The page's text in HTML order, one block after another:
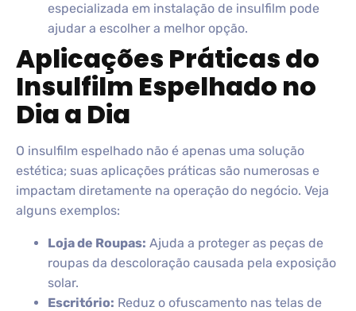
especializada em instalação de insulfilm pode
ajudar a escolher a melhor opção.
Aplicações Práticas do
Insulfilm Espelhado no
Dia a Dia
O insulfilm espelhado não é apenas uma solução
estética; suas aplicações práticas são numerosas e
impactam diretamente na operação do negócio. Veja
alguns exemplos:
Loja de Roupas: Ajuda a proteger as peças de
roupas da descoloração causada pela exposição
solar.
Escritório: Reduz o ofuscamento nas telas de